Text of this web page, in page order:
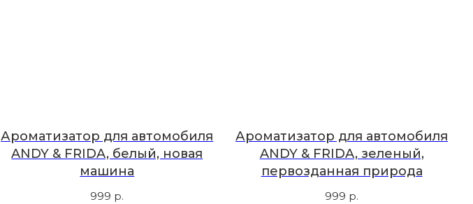
Ароматизатор для автомобиля
ANDY & FRIDA, белый, новая
машина
999 р.
Ароматизатор для автомобиля
ANDY & FRIDA, зеленый,
первозданная природа
999 р.